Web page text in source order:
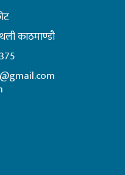
काठमाण्डाै